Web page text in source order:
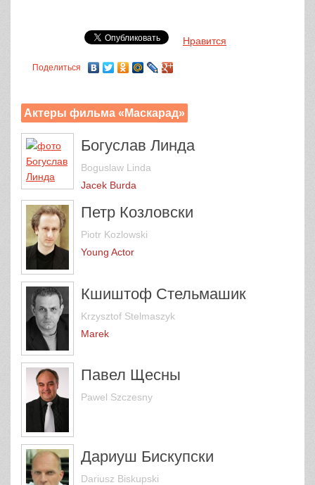
Нравится
Поделиться
Актеры фильма «Маскарад»
Богуслав Линда
Boguslaw Linda
Jacek Burda
Петр Козловски
Piotr Kozlowski
Young Actor
Кшиштоф Стельмашик
Krzysztof Stelmaszyk
Marek
Павел Щесны
Pawel Szczesny
Дариуш Бискупски
Dariusz Biskupski